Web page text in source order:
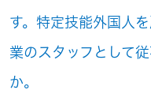
す。特定技能外国人
業のスタッフとして
か。